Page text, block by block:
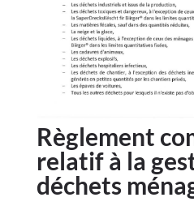
Règlement
relatif à la
déchets